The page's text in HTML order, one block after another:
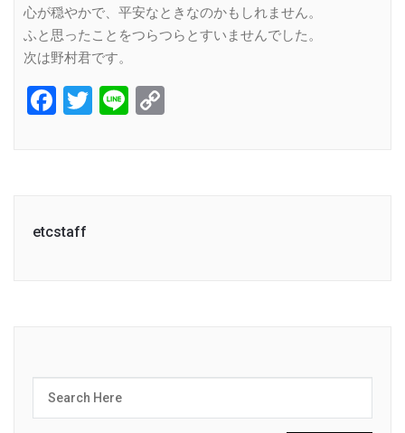
心が穏やかで、平安なときなのかもしれません。
ふと思ったことをつらつらとすいませんでした。
次は野村君です。
Facebook
Twitter
Line
etcstaff